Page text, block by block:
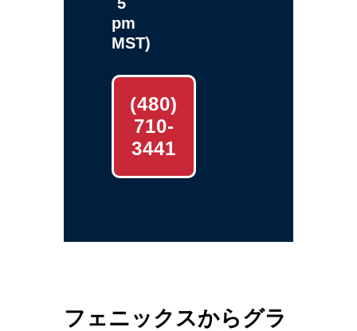
pm
MST)
(480)
710-
3441
フェニックスからグラ